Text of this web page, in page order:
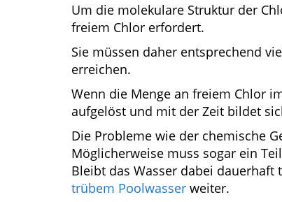
Um die molekulare Struktur der
freiem Chlor erfordert.
Sie müssen daher entsprechend
erreichen.
Wenn die Menge an freiem Chlor
aufgelöst und mit der Zeit bildet
Die Probleme wie der chemische
Möglicherweise muss sogar ein
Bleibt das Wasser dabei
trübem Poolwasser weiter.